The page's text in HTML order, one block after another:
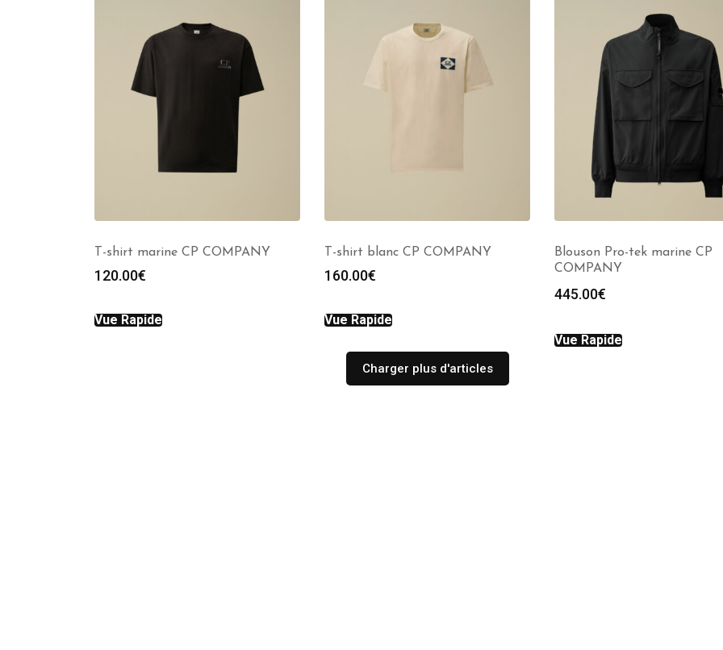
T-shirt marine CP COMPANY
120.00€
Vue Rapide
T-shirt blanc CP COMPANY
160.00€
Vue Rapide
Blouson Pro-tek marine CP
COMPANY
445.00€
Vue Rapide
Charger plus d'articles